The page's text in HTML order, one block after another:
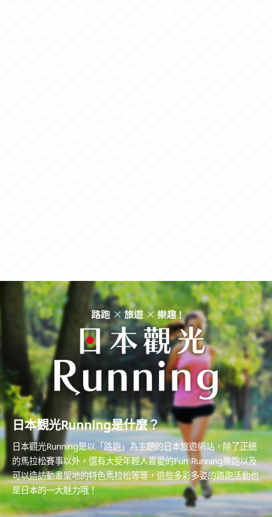
日本觀光Running是什麼？
日本觀光Running是以「路跑」為主題的日本旅遊網站，除了正統
的馬拉松賽事以外，還有大受年輕人喜愛的Fun Running樂跑以及
可以造訪動畫聖地的特色馬拉松等等，這些多彩多姿的路跑活動也
是日本的一大魅力哦！